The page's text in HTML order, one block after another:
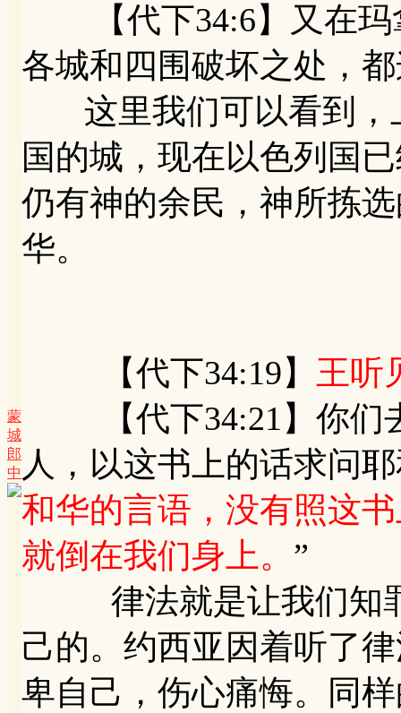
蒙
城
郎
中
【代下34:6】又在玛
各城和四围破坏之处，
这里我们可以看到，
国的城，现在以色列国
仍有神的余民，神所拣
华。
【代下34:19】 王听
【代下34:21】你们
人，以这书上的话求问
和华的言语，没有照这
就倒在我们身上。 ”
律法就是让我们知罪
己的。约西亚因着听了
卑自己，伤心痛悔。同